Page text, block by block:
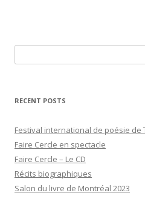
for:
RECENT POSTS
Festival international de poésie de
Faire Cercle en spectacle
Faire Cercle – Le CD
Récits biographiques
Salon du livre de Montréal 2023